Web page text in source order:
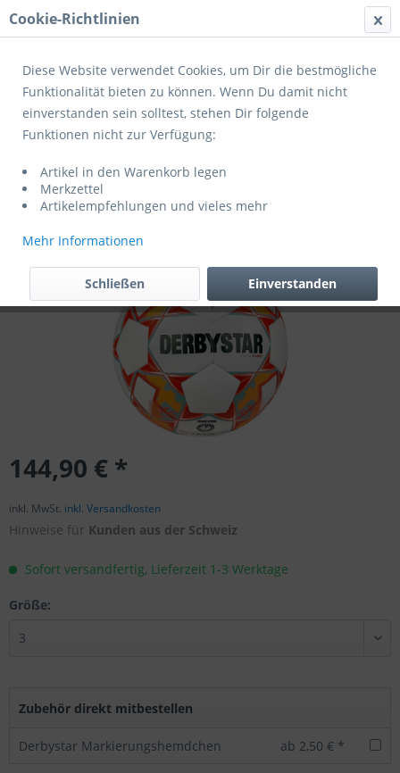
Menü
Übersicht Fußballpakete
Weiss/Blau/Orange 10er Ballpaket inkl.
Ballnetz
144,90 € *
inkl. MwSt. inkl. Versandkosten
Hinweise für Kunden aus der Schweiz
Sofort versandfertig, Lieferzeit 1-3 Werktage
Größe:
Zubehör direkt mitbestellen
Derbystar Markierungshemdchen ab 2,50 € *
Cookie-Richtlinien
Diese Website verwendet Cookies, um Dir die bestmögliche
Funktionalität bieten zu können. Wenn Du damit nicht
einverstanden sein solltest, stehen Dir folgende
Funktionen nicht zur Verfügung:
Artikel in den Warenkorb legen
Merkzettel
Artikelempfehlungen und vieles mehr
Mehr Informationen
Einverstanden
Schließen